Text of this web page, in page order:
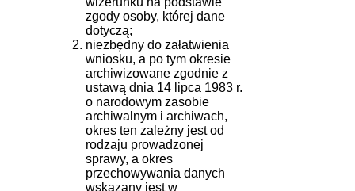
zgody osoby, której dane
dotyczą;
niezbędny do załatwienia
wniosku, a po tym okresie
archiwizowane zgodnie z
ustawą dnia 14 lipca 1983 r.
o narodowym zasobie
archiwalnym i archiwach,
okres ten zależny jest od
rodzaju prowadzonej
sprawy, a okres
przechowywania danych
wskazany jest w